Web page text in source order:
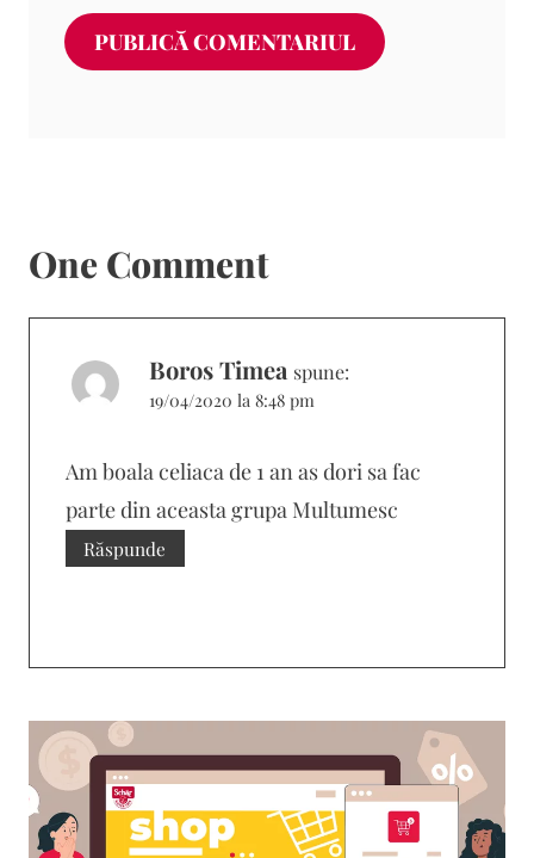
One Comment
Boros Timea spune:
19/04/2020 la 8:48 pm
Am boala celiaca de 1 an as dori sa fac
parte din aceasta grupa Multumesc
Răspunde